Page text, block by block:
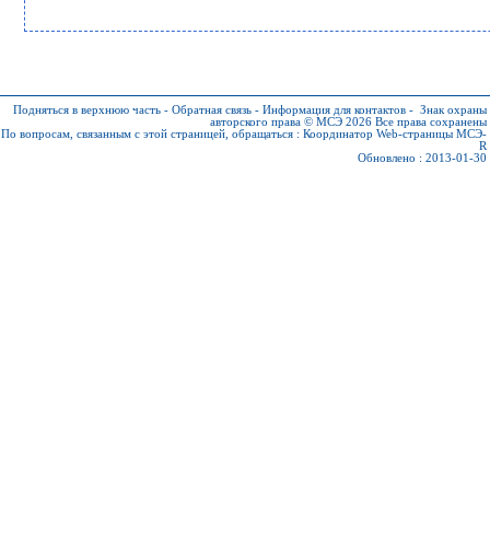
Подняться в верхнюю часть - Обратная связь - Информация для контактов - Знак охраны
авторского права © МСЭ 2026 Все права сохранены
По вопросам, связанным с этой страницей, обращаться : Координатор Web-страницы МСЭ-
R
Обновлено : 2013-01-30